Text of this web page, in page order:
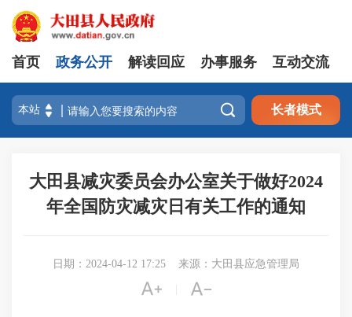
首页 政务公开 解读回应 办事服务 互动交流
 长者模式
大田县减灾委员会办公室关于做好2024
年全国防灾减灾日有关工作的通知
日期：2024-04-12 17:25 来源：大田县应急管理局
 